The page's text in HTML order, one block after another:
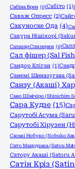
Сабіна Врен (0)Сабіто (1)
Саваж Опресс (2)
Сакуноске Ода (4)
Сакура Нішіхорі
Салазар Слизерин (0)
Сал фішер (Sal
Сандор Кліган (1)
Санемі Шиназугава
Санзу (Акаші)
Сано Шінічіро (Shinichiro
Сара Кудзе (15)
Сарутобі Асума
Сарутобі Хірузен
Сасакі Нобуко (Nobuko
Сато Мацудзака (Satou
Сатору Акаші (Satoru
Сатін Кріз